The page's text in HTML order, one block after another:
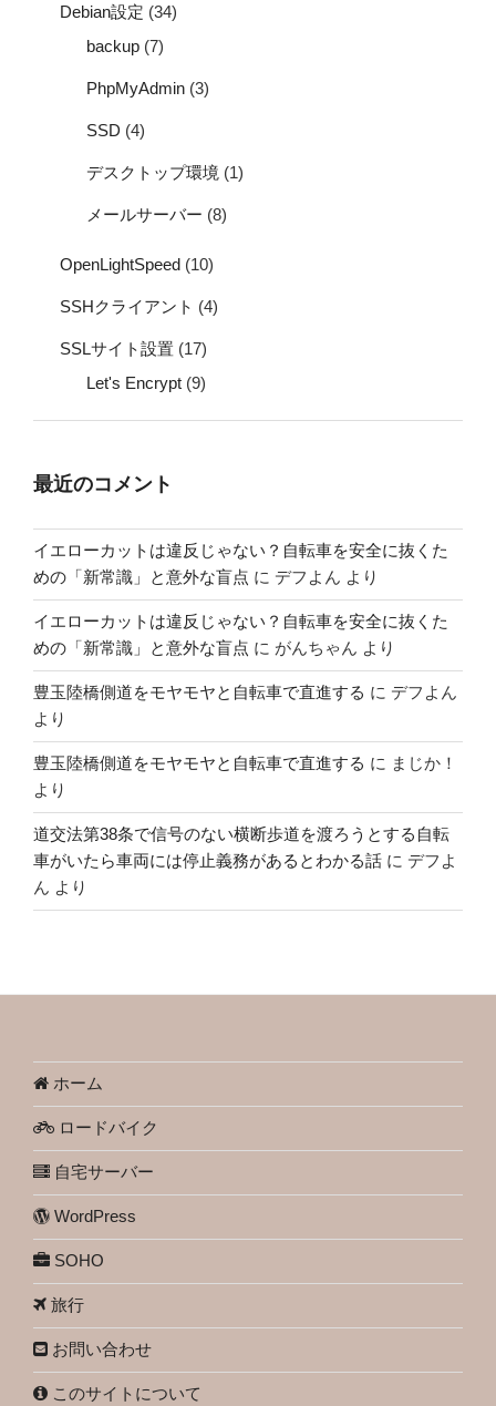
Debian設定 (34)
backup (7)
PhpMyAdmin (3)
SSD (4)
デスクトップ環境 (1)
メールサーバー (8)
OpenLightSpeed (10)
SSHクライアント (4)
SSLサイト設置 (17)
Let's Encrypt (9)
最近のコメント
イエローカットは違反じゃない？自転車を安全に抜くた
めの「新常識」と意外な盲点 に デフよん より
イエローカットは違反じゃない？自転車を安全に抜くた
めの「新常識」と意外な盲点 に がんちゃん より
豊玉陸橋側道をモヤモヤと自転車で直進する に デフよん
より
豊玉陸橋側道をモヤモヤと自転車で直進する に まじか！
より
道交法第38条で信号のない横断歩道を渡ろうとする自転
車がいたら車両には停止義務があるとわかる話 に デフよ
ん より
ホーム
ロードバイク
自宅サーバー
WordPress
SOHO
旅行
お問い合わせ
このサイトについて